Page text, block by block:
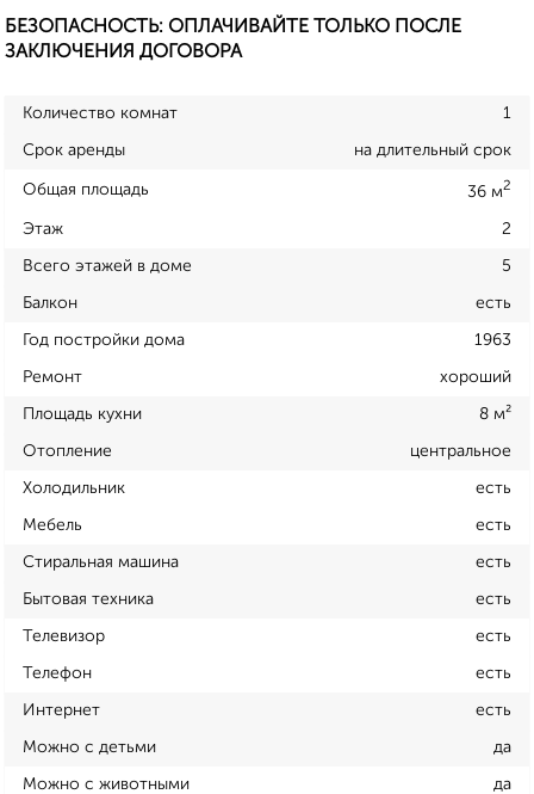
БЕЗОПАСНОСТЬ: ОПЛАЧИВАЙТЕ ТОЛЬКО ПОСЛЕ
ЗАКЛЮЧЕНИЯ ДОГОВОРА
Количество комнат 1
Срок аренды на длительный срок
Общая площадь 36 м2
Этаж 2
Всего этажей в доме 5
Балкон есть
Год постройки дома 1963
Ремонт хороший
Площадь кухни 8 м²
Отопление центральное
Холодильник есть
Мебель есть
Стиральная машина есть
Бытовая техника есть
Телевизор есть
Телефон есть
Интернет есть
Можно с детьми да
Можно с животными да